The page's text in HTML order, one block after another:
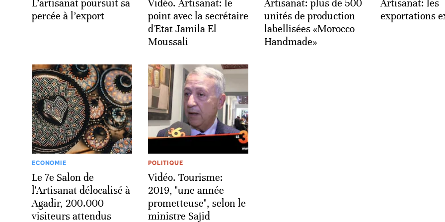
L’artisanat poursuit sa
percée à l’export
Vidéo. Artisanat: le
point avec la secrétaire
d'Etat Jamila El
Moussali
Artisanat: plus de 500
unités de production
labellisées «Morocco
Handmade»
Artisanat: les
exportations
ECONOMIE
Le 7e Salon de
l'Artisanat délocalisé à
Agadir, 200.000
visiteurs attendus
POLITIQUE
Vidéo. Tourisme:
2019, "une année
prometteuse", selon le
ministre Sajid